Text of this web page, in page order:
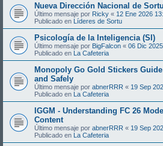
Nueva Dirección Nacional de
Último mensaje por Ricky « 12 Ene 2026
Publicado en Líderes de Sortu
Psicología de la Inteligencia (SI)
Último mensaje por BigFalcon « 06 Dic
Publicado en La Cafeteria
Monopoly Go Gold Stickers
and Safely
Último mensaje por abnerRRR « 19 Sep
Publicado en La Cafeteria
IGGM - Understanding FC 26
Content
Último mensaje por abnerRRR « 19 Sep
Publicado en La Cafeteria